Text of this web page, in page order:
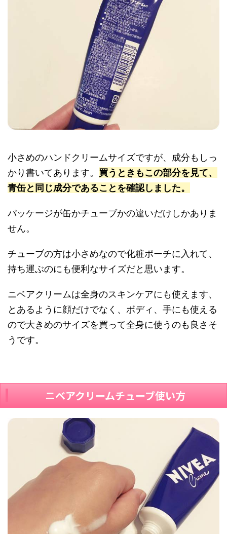
小さめのハンドクリームサイズですが、成分もしっ
かり書いてあります。 買うときもこの部分を見て、
青缶と同じ成分であることを確認しました。
パッケージが缶かチューブかの違いだけしかありま
せん。
チューブの方は小さめなので化粧ポーチに入れて、
持ち運ぶのにも便利なサイズだと思います。
ニベアクリームは全身のスキンケアにも使えます、
とあるように顔だけでなく、ボディ、手にも使える
ので大きめのサイズを買って全身に使うのも良さそ
うです。
ニベアクリームチューブ使い方